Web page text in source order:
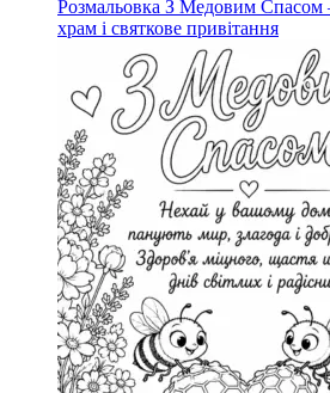
Розмальовка З Медовим Спасом
храм і святкове привітання